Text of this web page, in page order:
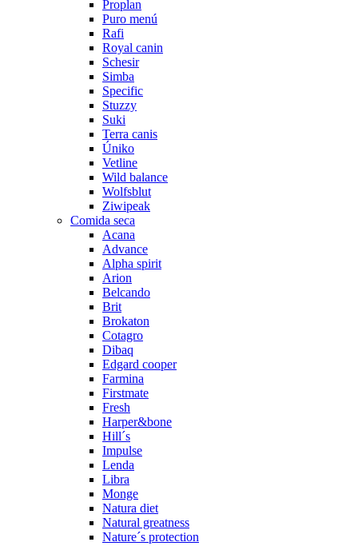
Proplan
Puro menú
Rafi
Royal canin
Schesir
Simba
Specific
Stuzzy
Suki
Terra canis
Úniko
Vetline
Wild balance
Wolfsblut
Ziwipeak
Comida seca
Acana
Advance
Alpha spirit
Arion
Belcando
Brit
Brokaton
Cotagro
Dibaq
Edgard cooper
Farmina
Firstmate
Fresh
Harper&bone
Hill´s
Impulse
Lenda
Libra
Monge
Natura diet
Natural greatness
Nature´s protection